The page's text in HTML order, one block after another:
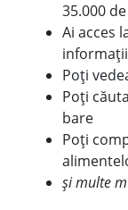
35.000
Ai acces
Poți
Poți
bare
Poți
și multe